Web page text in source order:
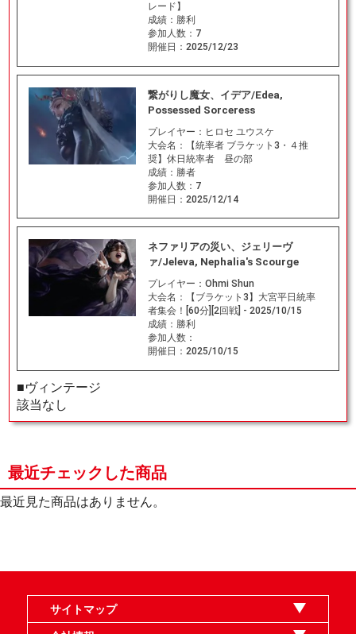
レード】
成績： 勝利
参加人数： 7
開催日： 2025/12/23
繋がりし魔女、イデア/Edea,
Possessed Sorceress
プレイヤー： ヒロセ ユウスケ
大会名：
【統率者 ブラケット3・４推
奨】休日統率者 昼の部
成績： 勝者
参加人数： 7
開催日： 2025/12/14
ネファリアの災い、ジェリーヴ
ァ/Jeleva, Nephalia's Scourge
プレイヤー： Ohmi Shun
大会名：
【ブラケット3】大宮平日統率
者集会！[60分][2回戦] - 2025/10/15
成績： 勝利
参加人数：
開催日： 2025/10/15
■ヴィンテージ
該当なし
最近チェックした商品
最近見た商品はありません。
サイトマップ